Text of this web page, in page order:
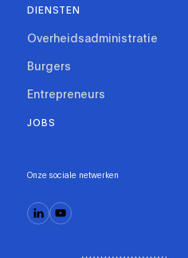
DIENSTEN
Overheidsadministratie
Burgers
Entrepreneurs
JOBS
Onze sociale netwerken